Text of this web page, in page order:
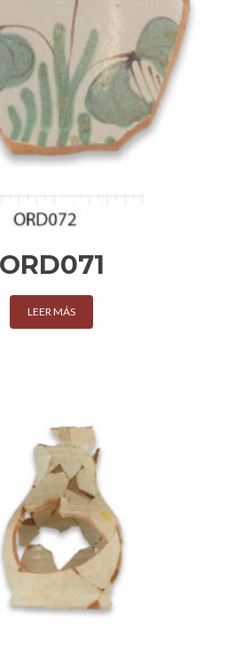
ORD071
LEER MÁS